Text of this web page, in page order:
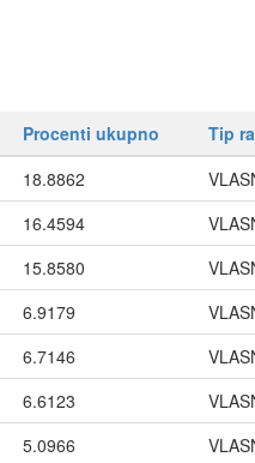
Procenti ukupno
Tip
18.8862
16.4594
15.8580
6.9179
6.7146
6.6123
5.0966